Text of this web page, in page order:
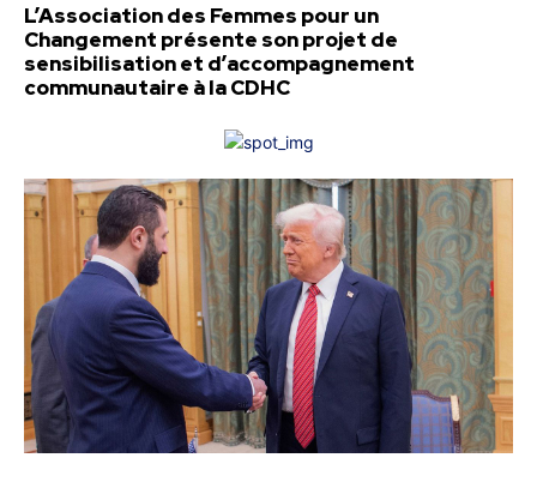
L’Association des Femmes pour un
Changement présente son projet de
sensibilisation et d’accompagnement
communautaire à la CDHC